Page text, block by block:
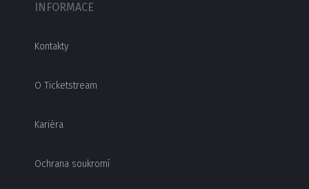
INFORMACE
Kontakty
O Ticketstream
Kariéra
Ochrana soukromí